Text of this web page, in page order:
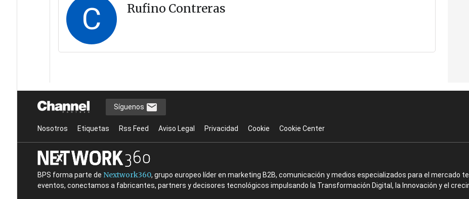
C Rufino Contreras
Síguenos
Nosotros Etiquetas Rss Feed Aviso Legal Privacidad Cookie Cookie Center
BPS forma parte de Nextwork360, grupo europeo líder en marketing B2B, comunicación y medios especializados para el mercado
eventos, conectamos a fabricantes, partners y decisores tecnológicos impulsando la Transformación Digital, la Innovación y el